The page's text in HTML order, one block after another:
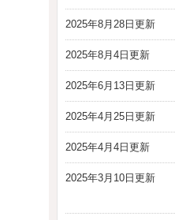
2025年8月28日更新
2025年8月4日更新
2025年6月13日更新
2025年4月25日更新
2025年4月4日更新
2025年3月10日更新